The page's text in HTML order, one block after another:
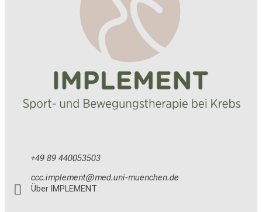
+49 89 440053503
yyyslvöäiviub
vimsfulrvfiuyziu-mi
Über IMPLEMENT